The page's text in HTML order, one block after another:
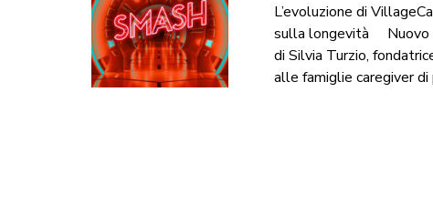
L’evoluzione di
sulla longevità Nuovo
di Silvia Turzio,
alle famiglie caregiver di